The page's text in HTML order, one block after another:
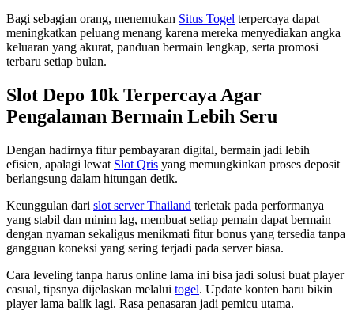
Bagi sebagian orang, menemukan Situs Togel terpercaya dapat
meningkatkan peluang menang karena mereka menyediakan angka
keluaran yang akurat, panduan bermain lengkap, serta promosi
terbaru setiap bulan.
Slot Depo 10k Terpercaya Agar
Pengalaman Bermain Lebih Seru
Dengan hadirnya fitur pembayaran digital, bermain jadi lebih
efisien, apalagi lewat Slot Qris yang memungkinkan proses deposit
berlangsung dalam hitungan detik.
Keunggulan dari slot server Thailand terletak pada performanya
yang stabil dan minim lag, membuat setiap pemain dapat bermain
dengan nyaman sekaligus menikmati fitur bonus yang tersedia tanpa
gangguan koneksi yang sering terjadi pada server biasa.
Cara leveling tanpa harus online lama ini bisa jadi solusi buat player
casual, tipsnya dijelaskan melalui togel. Update konten baru bikin
player lama balik lagi. Rasa penasaran jadi pemicu utama.